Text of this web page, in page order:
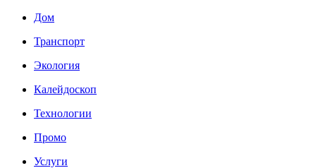
Дом
Транспорт
Экология
Калейдоскоп
Технологии
Промо
Услуги